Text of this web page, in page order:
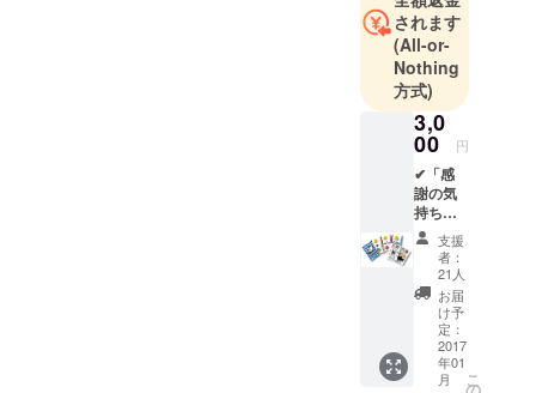
険」や「災
害」につい
て個人の体
験談や考え
を共有する
場がつくれ
る「防災ト
ランプ」を
開発。
されます
(All-or-
Nothing
方式)
3,0
00 円
✔「感
謝の気
持ち」
✔「サ
ンクス
ター」
✔「Fun
derス
テッ
カー
(白)」
支援
者：
21人
お届
け予
定：
2017
年01
月
こ